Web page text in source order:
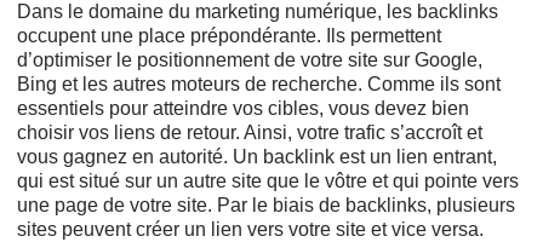
Dans le domaine du marketing numérique, les backlinks
occupent une place prépondérante. Ils permettent
d’optimiser le positionnement de votre site sur Google,
Bing et les autres moteurs de recherche. Comme ils sont
essentiels pour atteindre vos cibles, vous devez bien
choisir vos liens de retour. Ainsi, votre trafic s’accroît et
vous gagnez en autorité. Un backlink est un lien entrant,
qui est situé sur un autre site que le vôtre et qui pointe vers
une page de votre site. Par le biais de backlinks, plusieurs
sites peuvent créer un lien vers votre site et vice versa.